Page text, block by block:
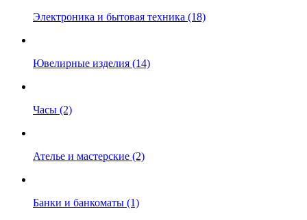
Электроника и бытовая техника (18)
Ювелирные изделия (14)
Часы (2)
Ателье и мастерские (2)
Банки и банкоматы (1)